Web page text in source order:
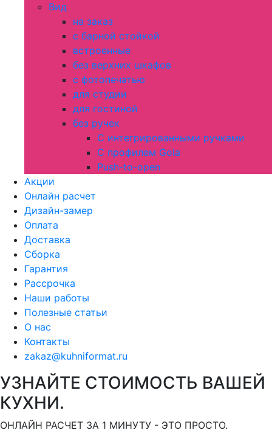
Вид
на заказ
с барной стойкой
встроенные
без верхних шкафов
с фотопечатью
для студии
для гостиной
без ручек
С интегрированными ручками
С профилем Gola
Push-to-open
Акции
Онлайн расчет
Дизайн-замер
Оплата
Доставка
Сборка
Гарантия
Рассрочка
Наши работы
Полезные статьи
О нас
Контакты
zakaz@kuhniformat.ru
УЗНАЙТЕ СТОИМОСТЬ ВАШЕЙ
КУХНИ.
ОНЛАЙН РАСЧЕТ ЗА 1 МИНУТУ - ЭТО ПРОСТО.